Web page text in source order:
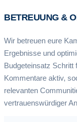
BETREUUNG &
Wir betreuen eure
Ergebnisse und
Budgeteinsatz Schritt
Kommentare aktiv,
relevanten
vertrauenswürdiger